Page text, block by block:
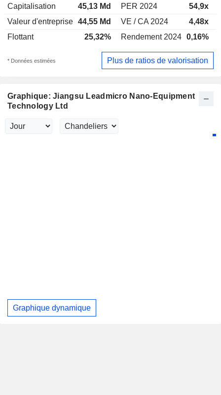
Capitalisation 45,13 Md PER 2024 54,9x
Valeur d'entreprise 44,55 Md VE / CA 2024 4,48x
Flottant
25,32% Rendement 2024 0,16%
* Données estimées Plus de ratios de valorisation
Graphique: Jiangsu Leadmicro Nano-Equipment
Technology Ltd
Graphique dynamique